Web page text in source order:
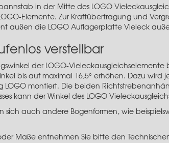
in der Mitte des LOGO
Elemente. Zur Kraftübertragung und
außen die LOGO Auflagerplatte Vieleck
verstellbar
der LOGO-
bis auf maximal 16,5° erhöhen. Dazu
montiert. Die beiden
kann der Winkel des LOGO
sich auch andere Bogenformen, wie
Maße entnehmen Sie bitte den